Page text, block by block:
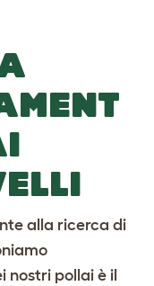
alla ricerca di
pollai è il